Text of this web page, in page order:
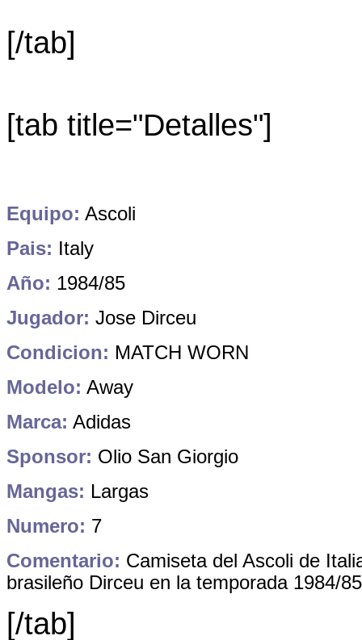
[/tab]
[tab title="Detalles"]
Equipo: Ascoli
Pais: Italy
Año: 1984/85
Jugador: Jose Dirceu
Condicion: MATCH WORN
Modelo: Away
Marca: Adidas
Sponsor: Olio San Giorgio
Mangas: Largas
Numero: 7
Comentario: Camiseta del Ascoli de
brasileño Dirceu en la temporada 1984/
[/tab]